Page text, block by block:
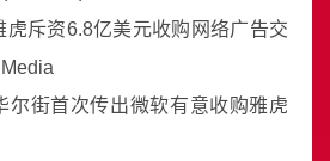
斥资6.8亿美元收购网络广告交
街首次传出微软有意收购雅虎